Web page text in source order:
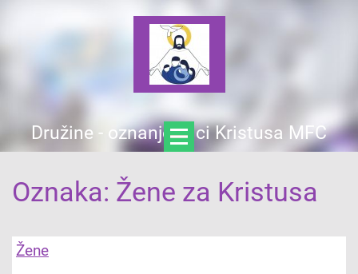
Družine - oznanjevalci Kristusa MFC
Oznaka: Žene za Kristusa
Žene